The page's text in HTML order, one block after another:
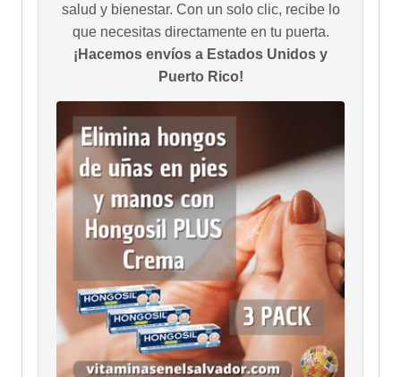
salud y bienestar. Con un solo clic, recibe lo
que necesitas directamente en tu puerta.
¡Hacemos envíos a Estados Unidos y
Puerto Rico!